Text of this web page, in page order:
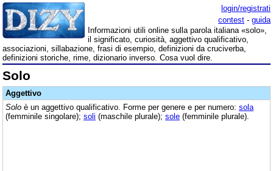
login/registrati
contest - guida
Informazioni utili online sulla parola italiana «solo»,
il significato, curiosità, aggettivo qualificativo,
associazioni, sillabazione, frasi di esempio, definizioni da cruciverba,
definizioni storiche, rime, dizionario inverso. Cosa vuol dire.
Solo
Aggettivo
Solo è un aggettivo qualificativo. Forme per genere e per numero: sola
(femminile singolare); soli (maschile plurale); sole (femminile plurale).